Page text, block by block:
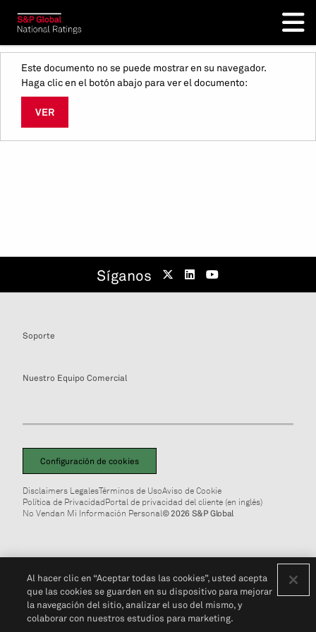
Este documento no se puede mostrar en su navegador.
Haga clic en el botón abajo para ver el documento:
VER
Síganos
Soporte
Nuestro Equipo Comercial
Configuración de cookies
Disclaimers LegalesTérminos de UsoAviso de Cookie
Política de PrivacidadPortal de privacidad del cliente (en inglés)
No Vendan Mi Información Personal© 2026 S&P Global
Al hacer clic en “Aceptar todas las cookies”, usted acepta
que las cookies se guarden en su dispositivo para mejorar
la navegación del sitio, analizar el uso del mismo, y
colaborar con nuestros estudios para marketing.